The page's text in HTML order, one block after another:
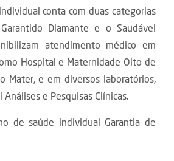
conta com duas categorias
Diamante e o Saudável
atendimento médico em
Hospital e Maternidade Oito de
Mater, e em diversos laboratórios,
Análises e Pesquisas Clínicas.
de saúde individual Garantia de